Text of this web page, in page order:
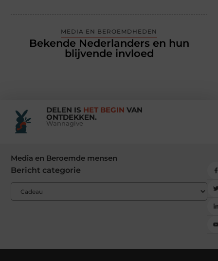
MEDIA EN BEROEMDHEDEN
Bekende Nederlanders en hun
blijvende invloed
DELEN IS HET BEGIN VAN
ONTDEKKEN.
Wannagive
Media en Beroemde mensen
Bericht categorie